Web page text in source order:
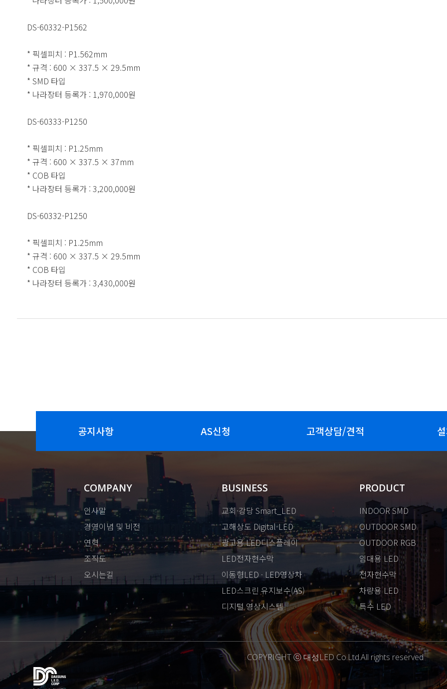
DS-60332-P1562
* 픽셀피치 : P1.562mm
* 규격 : 600 × 337.5 × 29.5mm
* SMD 타입
* 나라장터 등록가 : 1,970,000원
DS-60333-P1250
* 픽셀피치 : P1.25mm
* 규격 : 600 × 337.5 × 37mm
* COB 타입
* 나라장터 등록가 : 3,200,000원
DS-60332-P1250
* 픽셀피치 : P1.25mm
* 규격 : 600 × 337.5 × 29.5mm
* COB 타입
* 나라장터 등록가 : 3,430,000원
공지사항 AS신청 고객상담/견적
COMPANY
인사말
경영이념 및 비전
연혁
조직도
오시는길
BUSINESS
교회·강당 Smart_LED
고해상도 Digital-LED
광고용 LED디스플레이
LED전자현수막
이동형LED · LED영상차
LED스크린 유지보수(AS)
디지털 영상시스템
PRODUCT
INDOOR SMD
OUTDOOR SMD
OUTDOOR RGB
임대용 LED
전자현수막
차량용 LED
특수 LED
COPYRIGHT ⓒ 대성LED Co.Ltd.All rights reserved